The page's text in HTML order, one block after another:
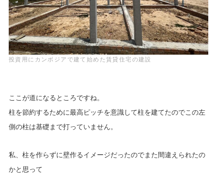
投資用にカンボジアで建て始めた賃貸住宅の建設
ここが道になるところですね。
柱を節約するために最高ピッチを意識して柱を建てたのでこの左
側の柱は基礎まで打っていません。
私、柱を作らずに壁作るイメージだったのでまた間違えられたの
かと思って